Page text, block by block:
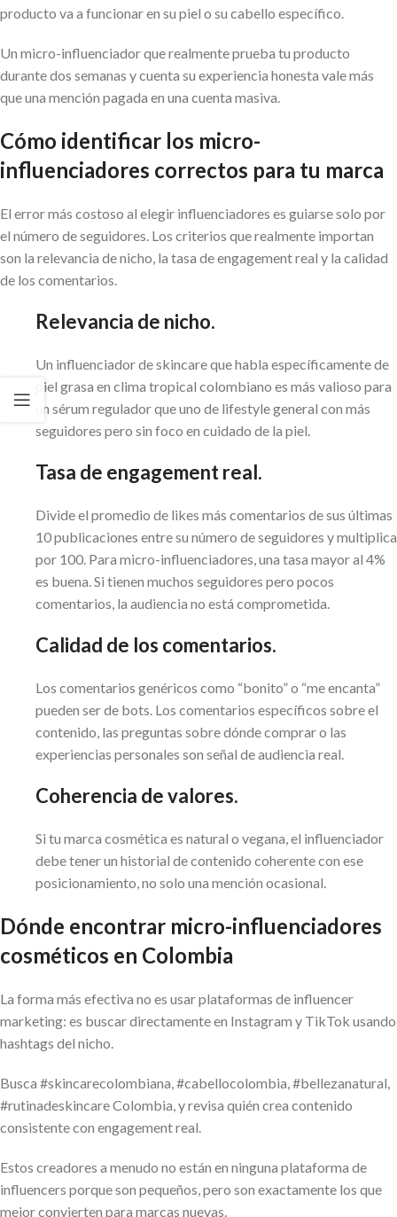
producto va a funcionar en su piel o su cabello específico.
Un micro-influenciador que realmente prueba tu producto
durante dos semanas y cuenta su experiencia honesta vale más
que una mención pagada en una cuenta masiva.
Cómo identificar los micro-
influenciadores correctos para tu marca
El error más costoso al elegir influenciadores es guiarse solo por
el número de seguidores. Los criterios que realmente importan
son la relevancia de nicho, la tasa de engagement real y la calidad
de los comentarios.
Relevancia de nicho.
Un influenciador de skincare que habla específicamente de
piel grasa en clima tropical colombiano es más valioso para
un sérum regulador que uno de lifestyle general con más
seguidores pero sin foco en cuidado de la piel.
Tasa de engagement real.
Divide el promedio de likes más comentarios de sus últimas
10 publicaciones entre su número de seguidores y multiplica
por 100. Para micro-influenciadores, una tasa mayor al 4%
es buena. Si tienen muchos seguidores pero pocos
comentarios, la audiencia no está comprometida.
Calidad de los comentarios.
Los comentarios genéricos como “bonito” o “me encanta”
pueden ser de bots. Los comentarios específicos sobre el
contenido, las preguntas sobre dónde comprar o las
experiencias personales son señal de audiencia real.
Coherencia de valores.
Si tu marca cosmética es natural o vegana, el influenciador
debe tener un historial de contenido coherente con ese
posicionamiento, no solo una mención ocasional.
Dónde encontrar micro-influenciadores
cosméticos en Colombia
La forma más efectiva no es usar plataformas de influencer
marketing: es buscar directamente en Instagram y TikTok usando
hashtags del nicho.
Busca #skincarecolombiana, #cabellocolombia, #bellezanatural,
#rutinadeskincare Colombia, y revisa quién crea contenido
consistente con engagement real.
Estos creadores a menudo no están en ninguna plataforma de
influencers porque son pequeños, pero son exactamente los que
mejor convierten para marcas nuevas.